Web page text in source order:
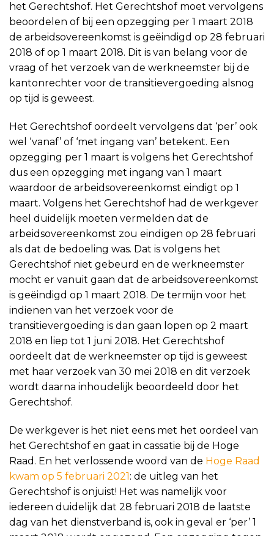
het Gerechtshof. Het Gerechtshof moet vervolgens
beoordelen of bij een opzegging per 1 maart 2018
de arbeidsovereenkomst is geëindigd op 28 februari
2018 of op 1 maart 2018. Dit is van belang voor de
vraag of het verzoek van de werkneemster bij de
kantonrechter voor de transitievergoeding alsnog
op tijd is geweest.
Het Gerechtshof oordeelt vervolgens dat ‘per’ ook
wel ‘vanaf’ of ‘met ingang van’ betekent. Een
opzegging per 1 maart is volgens het Gerechtshof
dus een opzegging met ingang van 1 maart
waardoor de arbeidsovereenkomst eindigt op 1
maart. Volgens het Gerechtshof had de werkgever
heel duidelijk moeten vermelden dat de
arbeidsovereenkomst zou eindigen op 28 februari
als dat de bedoeling was. Dat is volgens het
Gerechtshof niet gebeurd en de werkneemster
mocht er vanuit gaan dat de arbeidsovereenkomst
is geëindigd op 1 maart 2018. De termijn voor het
indienen van het verzoek voor de
transitievergoeding is dan gaan lopen op 2 maart
2018 en liep tot 1 juni 2018. Het Gerechtshof
oordeelt dat de werkneemster op tijd is geweest
met haar verzoek van 30 mei 2018 en dit verzoek
wordt daarna inhoudelijk beoordeeld door het
Gerechtshof.
De werkgever is het niet eens met het oordeel van
het Gerechtshof en gaat in cassatie bij de Hoge
Raad. En het verlossende woord van de Hoge Raad
kwam op 5 februari 2021: de uitleg van het
Gerechtshof is onjuist! Het was namelijk voor
iedereen duidelijk dat 28 februari 2018 de laatste
dag van het dienstverband is, ook in geval er ‘per’ 1